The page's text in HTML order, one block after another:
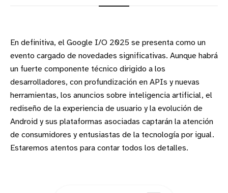
En definitiva, el Google I/O 2025 se presenta como un
evento cargado de novedades significativas. Aunque habrá
un fuerte componente técnico dirigido a los
desarrolladores, con profundización en APIs y nuevas
herramientas, los anuncios sobre inteligencia artificial, el
rediseño de la experiencia de usuario y la evolución de
Android y sus plataformas asociadas captarán la atención
de consumidores y entusiastas de la tecnología por igual.
Estaremos atentos para contar todos los detalles.